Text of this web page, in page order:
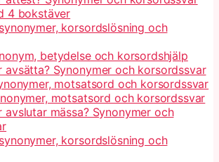
4 bokstäver
korsordslösning och
betydelse och korsordshjälp
avsätta? Synonymer och korsordssvar
motsatsord och korsordssvar
motsatsord och korsordssvar
avslutar mässa? Synonymer och
korsordslösning och